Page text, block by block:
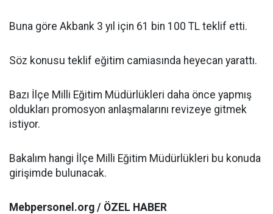
Buna göre Akbank 3 yıl için 61 bin 100 TL teklif etti.
Söz konusu teklif eğitim camiasında heyecan yarattı.
Bazı İlçe Milli Eğitim Müdürlükleri daha önce yapmış
oldukları promosyon anlaşmalarını revizeye gitmek
istiyor.
Bakalım hangi İlçe Milli Eğitim Müdürlükleri bu konuda
girişimde bulunacak.
Mebpersonel.org / ÖZEL HABER